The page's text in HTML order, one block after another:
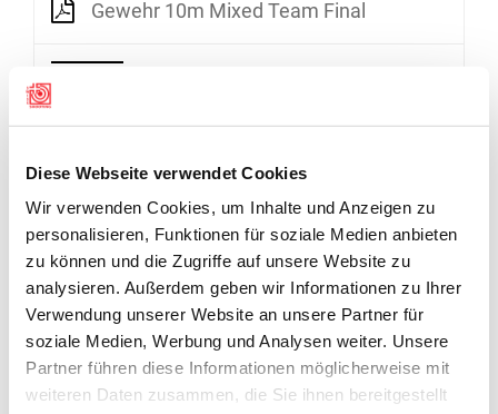
Diese Webseite verwendet Cookies
Wir verwenden Cookies, um Inhalte und Anzeigen zu
personalisieren, Funktionen für soziale Medien anbieten
zu können und die Zugriffe auf unsere Website zu
analysieren. Außerdem geben wir Informationen zu Ihrer
Verwendung unserer Website an unsere Partner für
soziale Medien, Werbung und Analysen weiter. Unsere
Partner führen diese Informationen möglicherweise mit
weiteren Daten zusammen, die Sie ihnen bereitgestellt
Gewehr 10m Mixed Team Final